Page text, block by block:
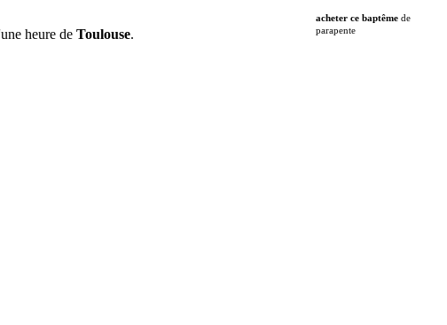
acheter ce baptême de
parapente
heure de Toulouse.